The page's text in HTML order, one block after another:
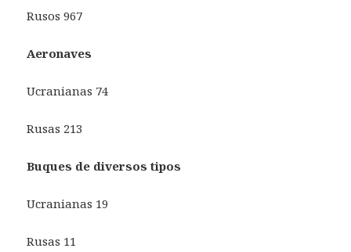
Rusos 967
Aeronaves
Ucranianas 74
Rusas 213
Buques de diversos tipos
Ucranianas 19
Rusas 11